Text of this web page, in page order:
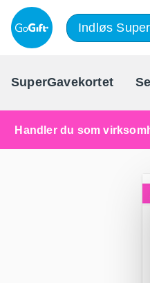
Indløs
SuperGavekortet
Handler du som